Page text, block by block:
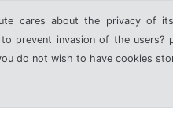
cares about the privacy of
prevent invasion of the
do not wish to have cookies